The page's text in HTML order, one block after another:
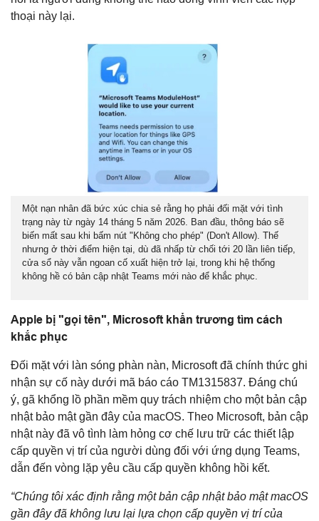
thoại này lại.
Một nạn nhân đã bức xúc chia sẻ rằng họ phải đối mặt với tình
trạng này từ ngày 14 tháng 5 năm 2026. Ban đầu, thông báo sẽ
biến mất sau khi bấm nút "Không cho phép" (Don't Allow). Thế
nhưng ở thời điểm hiện tại, dù đã nhấp từ chối tới 20 lần liên tiếp,
cửa sổ này vẫn ngoan cố xuất hiện trở lại, trong khi hệ thống
không hề có bản cập nhật Teams mới nào để khắc phục.
Apple bị "gọi tên", Microsoft khẩn trương tìm cách
khắc phục
Đối mặt với làn sóng phàn nàn, Microsoft đã chính thức ghi
nhận sự cố này dưới mã báo cáo TM1315837. Đáng chú
ý, gã khổng lồ phần mềm quy trách nhiệm cho một bản cập
nhật bảo mật gần đây của macOS. Theo Microsoft, bản cập
nhật này đã vô tình làm hỏng cơ chế lưu trữ các thiết lập
cấp quyền vị trí của người dùng đối với ứng dụng Teams,
dẫn đến vòng lặp yêu cầu cấp quyền không hồi kết.
“Chúng tôi xác định rằng một bản cập nhật bảo mật macOS
gần đây đã không lưu lại lựa chọn cấp quyền vị trí của